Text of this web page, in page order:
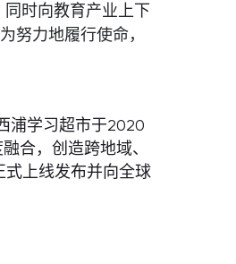
时向教育产业上下
努力地履行使命，
浦学习超市于2020
合，创造跨地域、
式上线发布并向全球